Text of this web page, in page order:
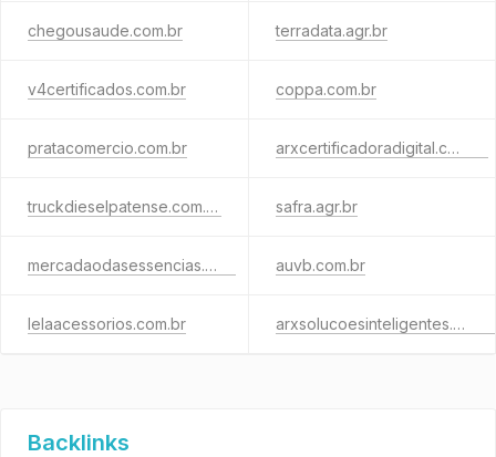
chegousaude.com.br terradata.agr.br
v4certificados.com.br coppa.com.br
pratacomercio.com.br arxcertificadoradigital.com.br
truckdieselpatense.com.br safra.agr.br
mercadaodasessencias.com auvb.com.br
lelaacessorios.com.br arxsolucoesinteligentes.com.br
Backlinks